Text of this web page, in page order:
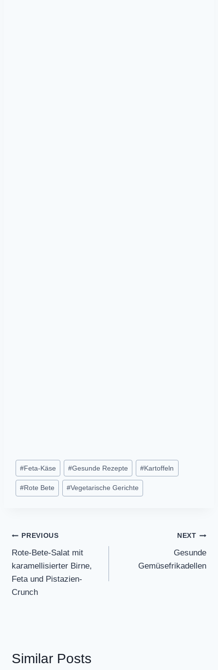
Post
Tags:
#Feta-Käse #Gesunde Rezepte #Kartoffeln
#Rote Bete #Vegetarische Gerichte
Post
navigation
PREVIOUS
Rote-Bete-Salat mit
karamellisierter Birne,
Feta und Pistazien-
Crunch
NEXT
Gesunde
Gemüsefrikadellen
Similar Posts